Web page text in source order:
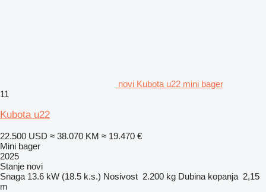
novi Kubota u22 mini bager
11
Kubota u22
22.500 USD ≈ 38.070 KM ≈ 19.470 €
Mini bager
2025
Stanje novi
Snaga 13.6 kW (18.5 k.s.) Nosivost 2.200 kg Dubina kopanja 2,15
m